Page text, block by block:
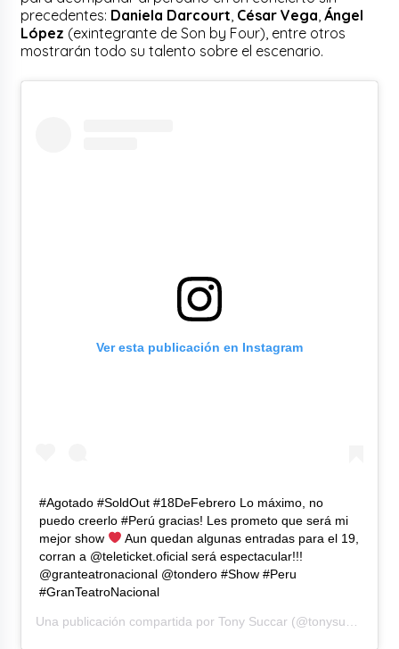
precedentes: Daniela Darcourt César Vega ,Ángel
López (exintegrante de Son by Four), entre otros
mostrarán todo su talento sobre el escenario.
Ver esta publicación en Instagram
#Agotado #SoldOut #18DeFebrero Lo máximo, no
puedo creerlo #Perú gracias! Les prometo que será mi
mejor show
Aun quedan algunas entradas para el 19,
corran a @teleticket.oficial será espectacular!!!
@granteatronacional @tondero #Show #Peru
#GranTeatroNacional
Una publicación compartida porTony Succar (@tonysuccar) el